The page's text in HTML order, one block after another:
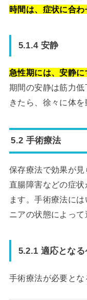
時間は、症状に合わ
5.1.4 安静
急性期には、安静に
期間の安静は筋力
きたら、徐々に体を
5.2 手術療法
保存療法で効果が
直腸障害などの症
ます。手術療法に
ニアの状態によって
5.2.1 適応となる
手術療法が必要とな